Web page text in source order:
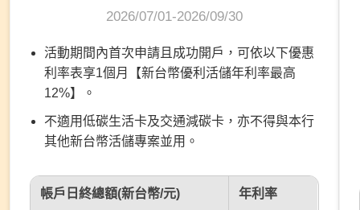
2026/07/01-2026/09/30
活動期間內首次申請且成功開戶，可依以下優惠
利率表享1個月【新台幣優利活儲年利率最高
12%】。
不適用低碳生活卡及交通減碳卡，亦不得與本行
其他新台幣活儲專案並用。
帳戶日終總額(新台幣/元) 年利率